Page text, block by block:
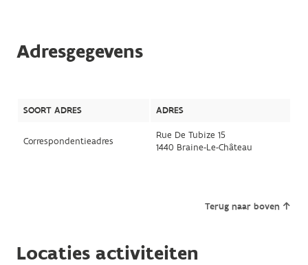
Adresgegevens
SOORT ADRES ADRES
Correspondentieadres
Rue De Tubize 15
1440 Braine-Le-Château
Terug naar boven
Locaties activiteiten